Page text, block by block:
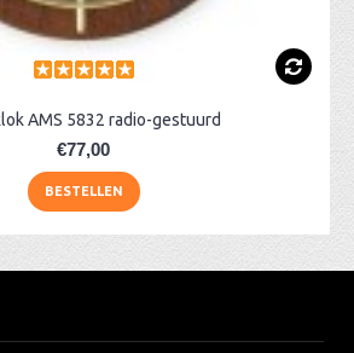
AMS 5832 radio-gestuurd
€77,00
BESTELLEN